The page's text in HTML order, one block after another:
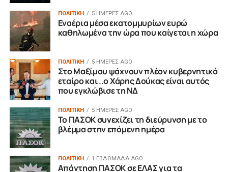
ΠΟΛΙΤΙΚΗ 5 ΗΜΈΡΕΣ AGO
Εναέρια μέσα εκατομμυρίων ευρώ
καθηλωμένα την ώρα που καίγεται η χώρα
ΠΟΛΙΤΙΚΗ 5 ΗΜΈΡΕΣ AGO
Στο Μαξίμου ψάχνουν πλέον κυβερνητικό
εταίρο και ..ο Χάρης Δούκας είναι αυτός
που εγκλώβισε τη ΝΔ
ΠΟΛΙΤΙΚΗ 5 ΗΜΈΡΕΣ AGO
Το ΠΑΣΟΚ συνεχίζει τη διεύρυνση με το
βλέμμα στην επόμενη ημέρα
ΠΟΛΙΤΙΚΗ 1 ΕΒΔΟΜΆΔΑ AGO
Απάντηση ΠΑΣΟΚ σε ΕΛΑΣ για τα